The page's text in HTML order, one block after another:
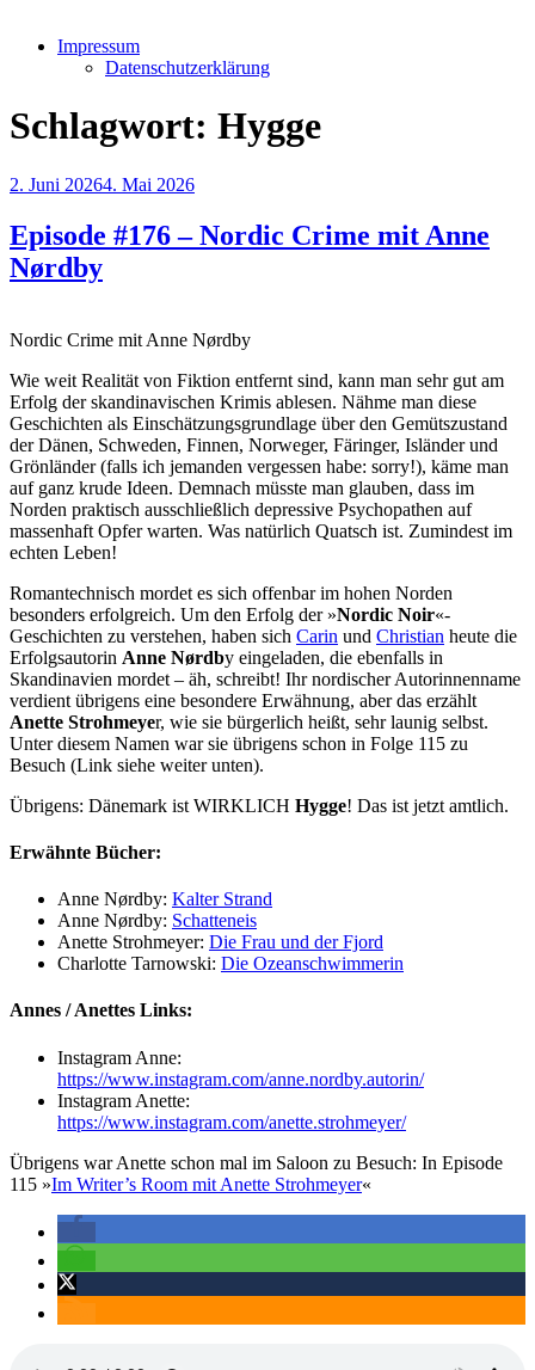
Impressum
Datenschutzerklärung
Schlagwort: Hygge
Veröffentlicht
2. Juni 20264. Mai 2026
Episode #176 – Nordic Crime mit Anne
Nørdby
Nordic Crime mit Anne Nørdby
Wie weit Realität von Fiktion entfernt sind, kann man sehr gut am
Erfolg der skandinavischen Krimis ablesen. Nähme man diese
Geschichten als Einschätzungsgrundlage über den Gemütszustand
der Dänen, Schweden, Finnen, Norweger, Färinger, Isländer und
Grönländer (falls ich jemanden vergessen habe: sorry!), käme man
auf ganz krude Ideen. Demnach müsste man glauben, dass im
Norden praktisch ausschließlich depressive Psychopathen auf
massenhaft Opfer warten. Was natürlich Quatsch ist. Zumindest im
echten Leben!
Romantechnisch mordet es sich offenbar im hohen Norden
besonders erfolgreich. Um den Erfolg der »Nordic Noir«-
Geschichten zu verstehen, haben sich Carin und Christian heute die
Erfolgsautorin Anne Nørdby eingeladen, die ebenfalls in
Skandinavien mordet – äh, schreibt! Ihr nordischer Autorinnenname
verdient übrigens eine besondere Erwähnung, aber das erzählt
Anette Strohmeyer, wie sie bürgerlich heißt, sehr launig selbst.
Unter diesem Namen war sie übrigens schon in Folge 115 zu
Besuch (Link siehe weiter unten).
Übrigens: Dänemark ist WIRKLICH Hygge! Das ist jetzt amtlich.
Erwähnte Bücher:
Anne Nørdby: Kalter Strand
Anne Nørdby: Schatteneis
Anette Strohmeyer: Die Frau und der Fjord
Charlotte Tarnowski: Die Ozeanschwimmerin
Annes / Anettes Links:
Instagram Anne:
https://www.instagram.com/anne.nordby.autorin/
Instagram Anette:
https://www.instagram.com/anette.strohmeyer/
Übrigens war Anette schon mal im Saloon zu Besuch: In Episode
115 »Im Writer’s Room mit Anette Strohmeyer«